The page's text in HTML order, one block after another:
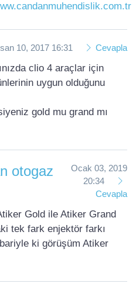
10, 2017 16:31 Cevapla
clio 4 araçlar için
uygun olduğunu
gold mu grand mı
otogaz
Ocak 03, 2019
20:34
Cevapla
Gold ile Atiker Grand
tek fark enjektör farkı
ki görüşüm Atiker